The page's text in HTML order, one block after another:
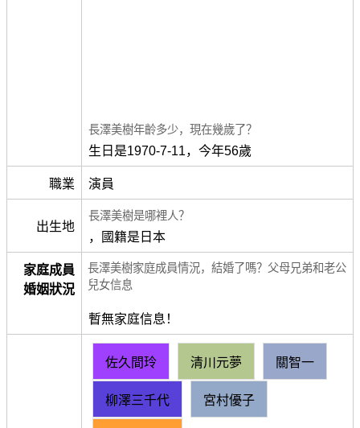
長澤美樹年齡多少，現在幾歲了？
生日是1970-7-11，今年56歲
職業 演員
出生地
長澤美樹是哪裡人？
，國籍是日本
家庭成員
婚姻狀況
長澤美樹家庭成員情況，結婚了嗎？父母兄弟和老公
兒女信息
暫無家庭信息！
佐久間玲 清川元夢 關智一
柳澤三千代 宮村優子